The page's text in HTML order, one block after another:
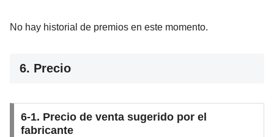
No hay historial de premios en este momento.
6. Precio
6-1. Precio de venta sugerido por el
fabricante